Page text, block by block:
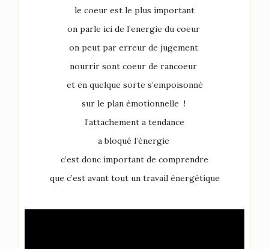
le coeur est le plus important
on parle ici de l’energie du coeur
on peut par erreur de jugement
nourrir sont coeur de rancoeur
et en quelque sorte s’empoisonné
sur le plan émotionnelle !
l’attachement a tendance
a bloqué l’énergie
c’est donc important de comprendre
que c’est avant tout un travail énergétique